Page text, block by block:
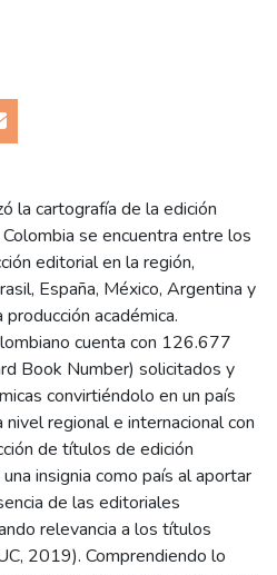
la cartografía de la edición
se encuentra entre los
editorial en la región,
España, México, Argentina y
académica.
cuenta con 126.677
Book Number) solicitados y
convirtiéndolo en un país
nivel regional e internacional con
de títulos de edición
insignia como país al aportar
de las editoriales
relevancia a los títulos
2019). Comprendiendo lo